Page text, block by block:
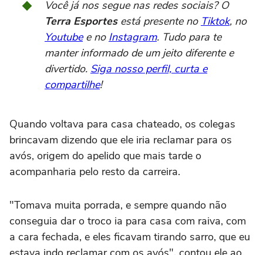
Você já nos segue nas redes sociais? O
Terra Esportesestá presente no Tiktok, no
Youtubee no Instagram. Tudo para te
manter informado de um jeito diferente e
divertido. Siga nosso perfil, curta e
compartilhe!
Quando voltava para casa chateado, os colegas
brincavam dizendo que ele iria reclamar para os
avós, origem do apelido que mais tarde o
acompanharia pelo resto da carreira.
"Tomava muita porrada, e sempre quando não
conseguia dar o troco ia para casa com raiva, com
a cara fechada, e eles ficavam tirando sarro, que eu